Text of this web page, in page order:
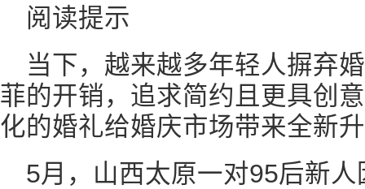
阅读提示
当下，越来越多年轻人摒弃
菲的开销，追求简约且更具创
化的婚礼给婚庆市场带来全新
5月，山西太原一对95后新